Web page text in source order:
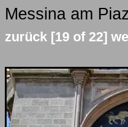
Messina am
zurück [19 of 22]